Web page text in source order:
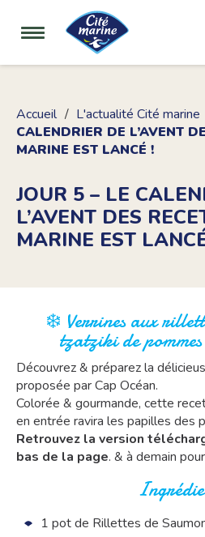
Accueil L'actualité Cité marine
CALENDRIER DE L’AVENT
MARINE EST LANCÉ !
JOUR 5 – LE
L’AVENT DES
MARINE EST
❄️ Verrines aux
tzatziki de
Découvrez & préparez la
proposée par Cap Océan.
Colorée & gourmande, cette
en entrée ravira les papilles des
Retrouvez la version
bas de la page. & à demain
1 pot de Rillettes de